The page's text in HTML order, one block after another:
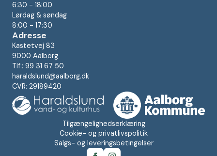
6:30 - 18:00
Lørdag & søndag
8:00 - 17:30
Adresse
Kastetvej 83
9000 Aalborg
Tlf.: 99 31 67 50
haraldslund@aalborg.dk
CVR: 29189420
Tilgængelighedserklæring
Cookie- og privatlivspolitik
Salgs- og leveringsbetingelser